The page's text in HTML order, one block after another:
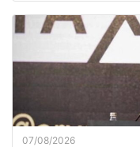
07/08/2026